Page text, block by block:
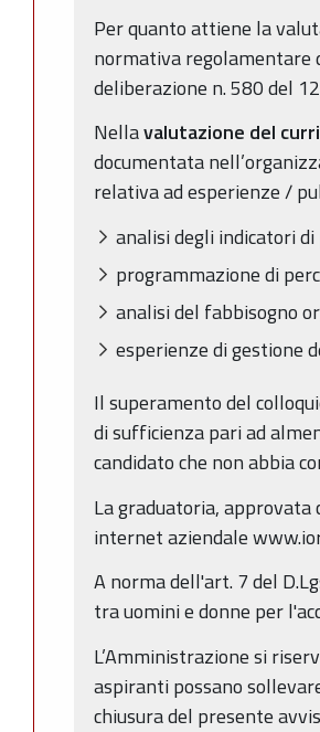
Per quanto attiene la
normativa regolamentare
deliberazione n. 580 del
Nellavalutazione del
documentata
relativa ad esperienze /
analisi degli indicatori
programmazione di
analisi del fabbisogno
esperienze di gestione
Il superamento del
di sufficienza pari ad
candidato che non abbia
La graduatoria,
internet aziendale
A norma dell'art. 7 del
tra uomini e donne per
L’Amministrazione si
aspiranti possano
chiusura del presente